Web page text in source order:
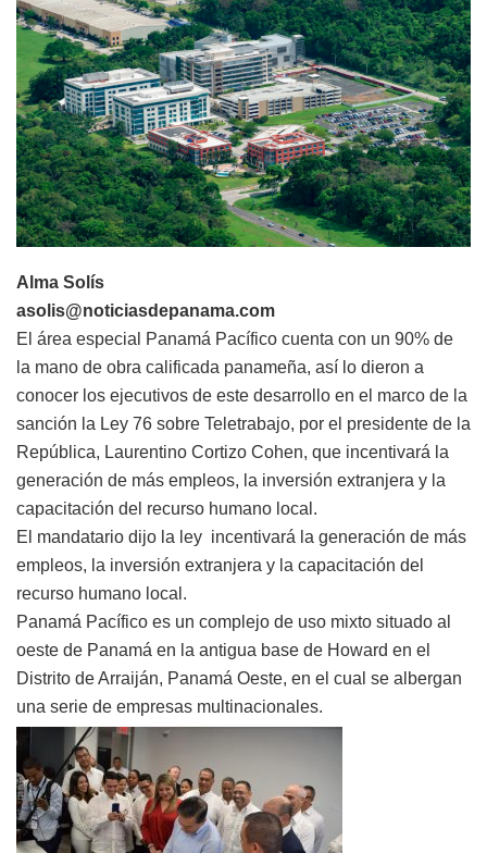
Alma Solís
asolis@noticiasdepanama.com
El área especial Panamá Pacífico cuenta con un 90% de
la mano de obra calificada panameña, así lo dieron a
conocer los ejecutivos de este desarrollo en el marco de la
sanción la Ley 76 sobre Teletrabajo, por el presidente de la
República, Laurentino Cortizo Cohen, que incentivará la
generación de más empleos, la inversión extranjera y la
capacitación del recurso humano local.
El mandatario dijo la ley incentivará la generación de más
empleos, la inversión extranjera y la capacitación del
recurso humano local.
Panamá Pacífico es un complejo de uso mixto situado al
oeste de Panamá en la antigua base de Howard en el
Distrito de Arraiján, Panamá Oeste, en el cual se albergan
una serie de empresas multinacionales.